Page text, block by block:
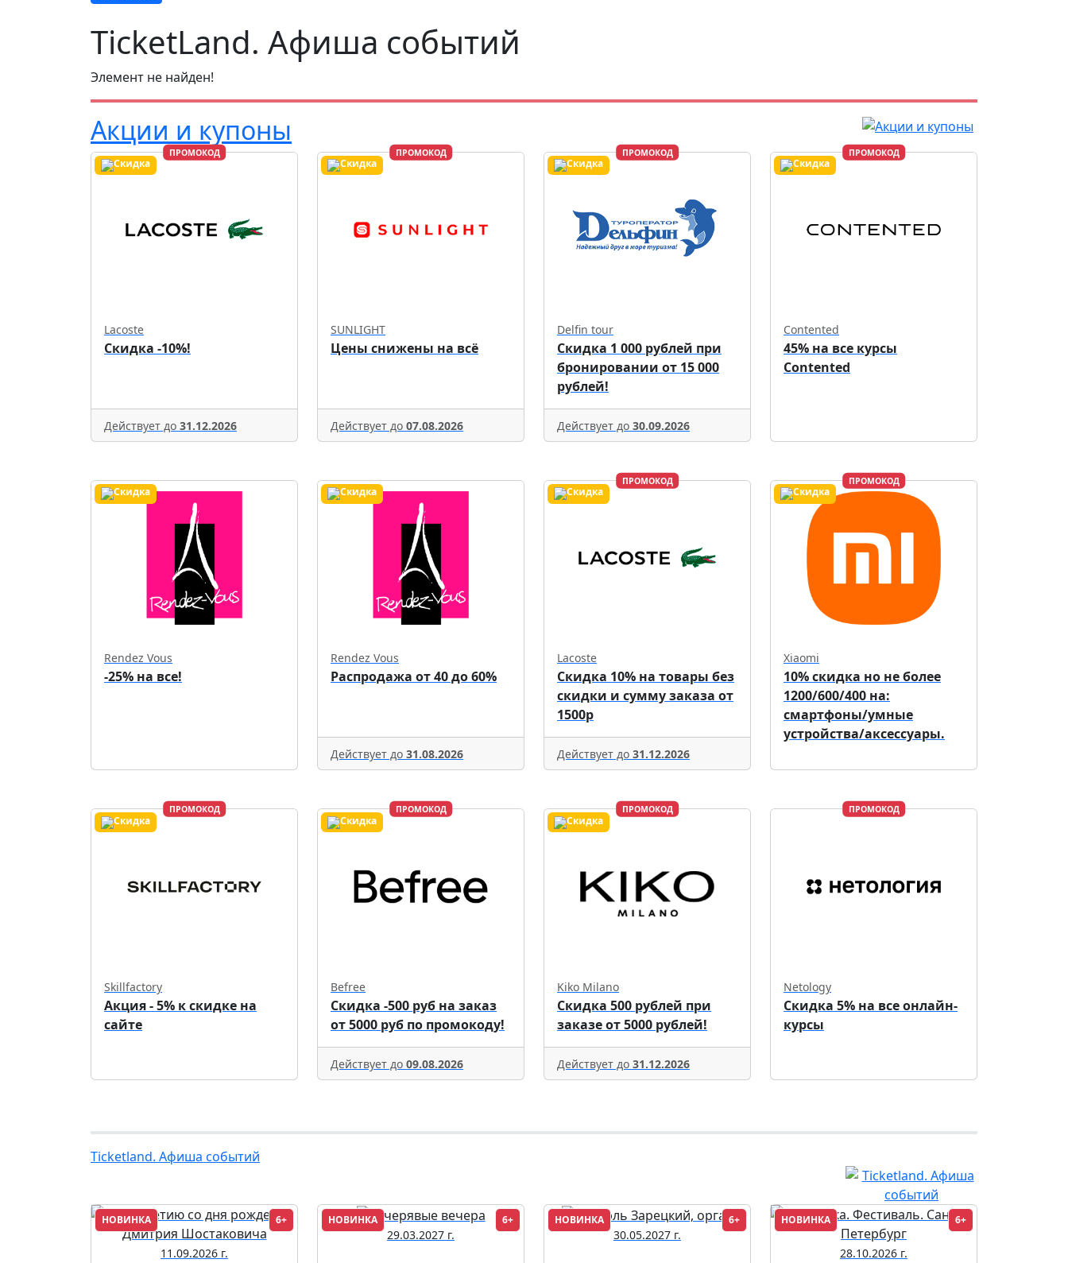
TicketLand. Афиша событий
Элемент не найден!
Акции и купоны
ПРОМОКОД
Lacoste
Скидка -10%!
Действует до 31.12.2026
ПРОМОКОД
SUNLIGHT
Цены снижены на всё
Действует до 07.08.2026
ПРОМОКОД
Delfin tour
Скидка 1 000 рублей при
бронировании от 15 000
рублей!
Действует до 30.09.2026
ПРОМОКОД
Contented
45% на все курсы
Contented
Rendez Vous
-25% на все!
Rendez Vous
Распродажа от 40 до 60%
Действует до 31.08.2026
ПРОМОКОД
Lacoste
Скидка 10% на товары без
скидки и сумму заказа от
1500р
Действует до 31.12.2026
ПРОМОКОД
Xiaomi
10% скидка но не более
1200/600/400 на:
смартфоны/умные
устройства/аксессуары.
ПРОМОКОД
Skillfactory
Акция - 5% к скидке на
сайте
ПРОМОКОД
Befree
Скидка -500 руб на заказ
от 5000 руб по промокоду!
Действует до 09.08.2026
ПРОМОКОД
Kiko Milano
Скидка 500 рублей при
заказе от 5000 рублей!
Действует до 31.12.2026
ПРОМОКОД
Netology
Скидка 5% на все онлайн-
курсы
Ticketland. Афиша событий
НОВИНКА 6+
11.09.2026 г.
НОВИНКА 6+
29.03.2027 г.
НОВИНКА 6+
30.05.2027 г.
НОВИНКА 6+
28.10.2026 г.